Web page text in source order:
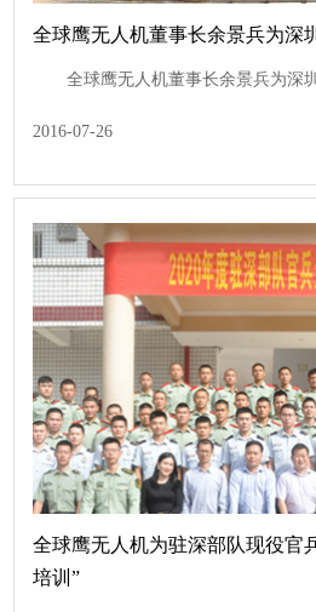
全球鹰无人机董事长余景兵为深
全球鹰无人机董事长余景兵为深
2016-07-26
全球鹰无人机为驻深部队现役官
培训”